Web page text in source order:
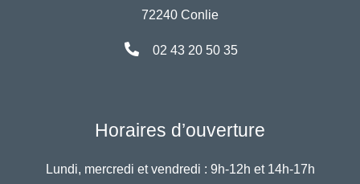
72240 Conlie
02 43 20 50 35
Horaires d’ouverture
Lundi, mercredi et vendredi : 9h-12h et 14h-17h